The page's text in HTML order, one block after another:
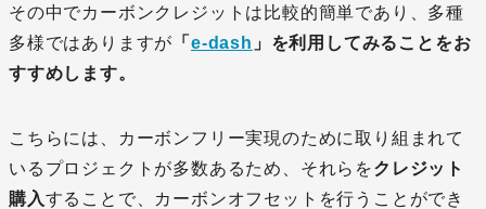
その中でカーボンクレジットは比較的簡単であり、多種
多様ではありますが 「e-dash 」を利用してみることをお
すすめします。
こちらには、カーボンフリー実現のために取り組まれて
いるプロジェクトが多数あるため、それらをクレジット
購入することで、カーボンオフセットを行うことができ